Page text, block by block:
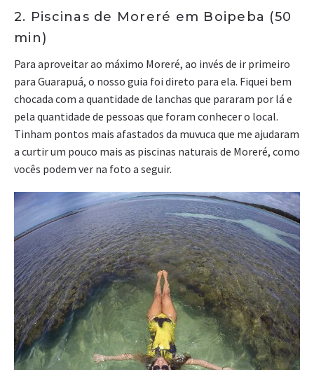
2. Piscinas de Moreré em Boipeba (50
min)
Para aproveitar ao máximo Moreré, ao invés de ir primeiro
para Guarapuá, o nosso guia foi direto para ela. Fiquei bem
chocada com a quantidade de lanchas que pararam por lá e
pela quantidade de pessoas que foram conhecer o local.
Tinham pontos mais afastados da muvuca que me ajudaram
a curtir um pouco mais as piscinas naturais de Moreré, como
vocês podem ver na foto a seguir.